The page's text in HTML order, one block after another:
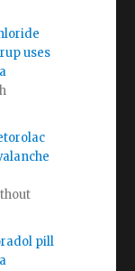
uses
pill